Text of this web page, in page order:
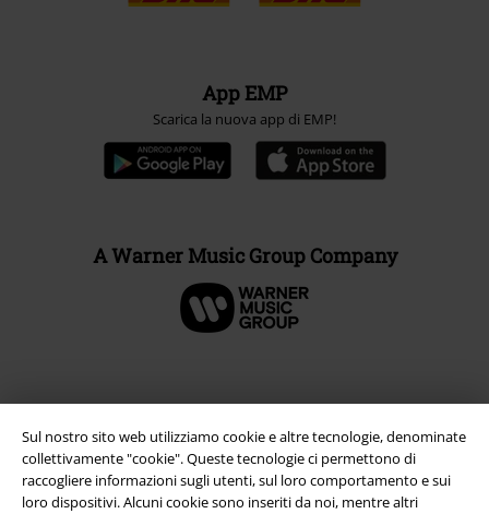
Sul nostro sito web utilizziamo cookie e altre tecnologie, denominate
collettivamente "cookie". Queste tecnologie ci permettono di
raccogliere informazioni sugli utenti, sul loro comportamento e sui
loro dispositivi. Alcuni cookie sono inseriti da noi, mentre altri
App EMP
Scarica la nuova app di EMP!
A Warner Music Group Company